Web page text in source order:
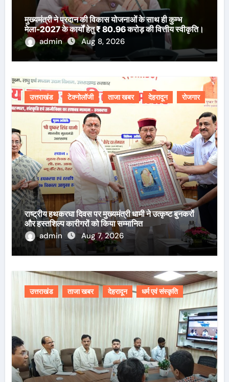
मुख्यमंत्री ने प्रदान की विकास योजनाओं के साथ ही कुम्भ
मेला-2027 के कार्यों हेतु ₹ 80.96 करोड़ की वित्तीय स्वीकृति।
admin
Aug 8, 2026
उत्तराखंड टेक्नोलॉजी ताजा खबर देहरादून रोजगार
राष्ट्रीय हथकरघा दिवस पर मुख्यमंत्री धामी ने उत्कृष्ट बुनकरों
और हस्तशिल्प कारीगरों को किया सम्मानित
admin
Aug 7, 2026
उत्तराखंड ताजा खबर देहरादून धर्म एवं संस्कृति